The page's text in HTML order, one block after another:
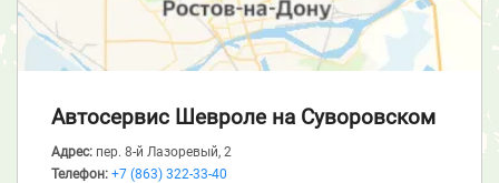
Автосервис Шевроле на Суворовском
Адрес: пер. 8-й Лазоревый, 2
Телефон: +7 (863) 322-33-40